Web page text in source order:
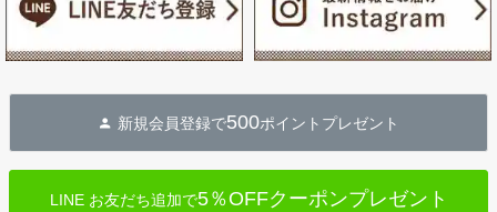
新規会員登録で500ポイントプレゼント
LINE お友だち追加で5％OFFクーポンプレゼント